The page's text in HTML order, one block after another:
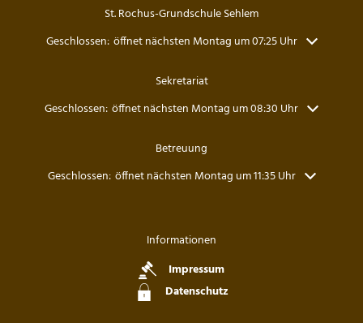
St. Rochus-Grundschule Sehlem
Klicken, um weitere Öffnungs- oder Schließzeiten auszublenden
Geschlossen: öffnet nächsten Montag um 07:25 Uhr
Sekretariat
Klicken, um weitere Öffnungs- oder Schließzeiten auszublenden
Geschlossen: öffnet nächsten Montag um 08:30 Uhr
Betreuung
Klicken, um weitere Öffnungs- oder Schließzeiten auszublenden
Geschlossen: öffnet nächsten Montag um 11:35 Uhr
Informationen
Impressum
Datenschutz